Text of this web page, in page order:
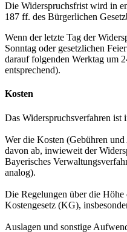
Die Widerspruchsfrist wird in
187 ff. des Bürgerlichen
Wenn der letzte Tag der
Sonntag oder gesetzlichen
darauf folgenden Werktag um
entsprechend).
Kosten
Das Widerspruchsverfahren
Wer die Kosten (Gebühren
davon ab, inwieweit der
Bayerisches
analog).
Die Regelungen über die
Kostengesetz (KG),
Auslagen und sonstige